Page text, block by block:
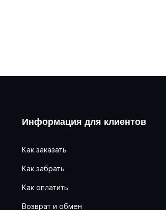
Информация для клиентов
Как заказать
Как забрать
Как оплатить
Возврат и обмен